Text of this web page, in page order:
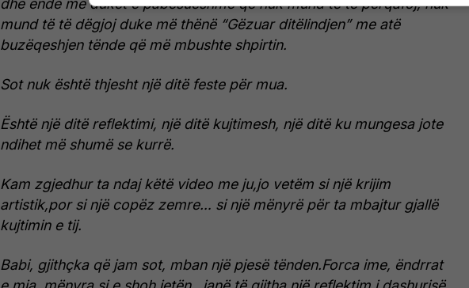
dhe ende më duket e pabesueshme që nuk mund të të përqafoj, nuk
mund të të dëgjoj duke më thënë “Gëzuar ditëlindjen” me atë
buzëqeshjen tënde që më mbushte shpirtin.
Sot nuk është thjesht një ditë feste për mua.
Është një ditë reflektimi, një ditë kujtimesh, një ditë ku mungesa jote
ndihet më shumë se kurrë.
Kam zgjedhur ta ndaj këtë video me ju,jo vetëm si një krijim
artistik,por si një copëz zemre… si një mënyrë për ta mbajtur gjallë
kujtimin e tij.
Babi, gjithçka që jam sot, mban një pjesë tënden.Forca ime, ëndrrat